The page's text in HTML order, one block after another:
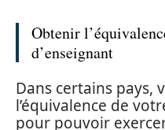
Obtenir
d’enseignant
Dans certains pays,
l’équivalence de
pour pouvoir